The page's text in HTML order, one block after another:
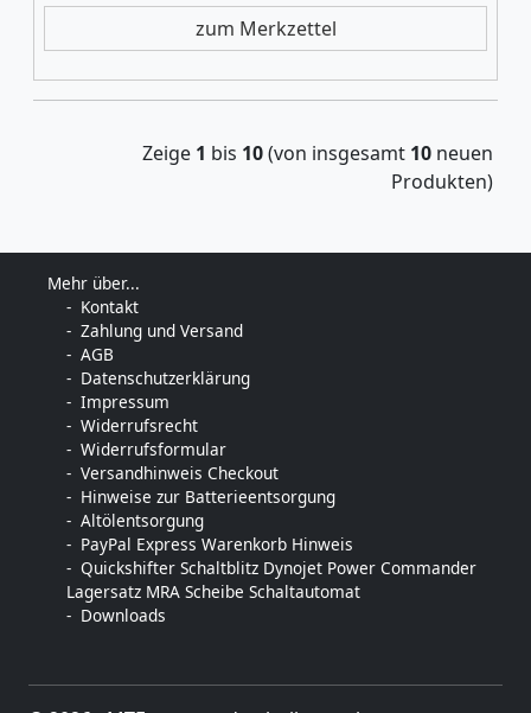
zum Merkzettel
Zeige 1 bis 10(von insgesamt 10 neuen
Produkten)
Mehr über...
Kontakt
Zahlung und Versand
AGB
Datenschutzerklärung
Impressum
Widerrufsrecht
Widerrufsformular
Versandhinweis Checkout
Hinweise zur Batterieentsorgung
Altölentsorgung
PayPal Express Warenkorb Hinweis
Quickshifter Schaltblitz Dynojet Power Commander
Lagersatz MRA Scheibe Schaltautomat
Downloads